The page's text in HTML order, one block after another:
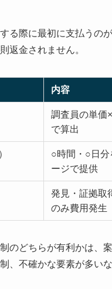
る際に最初に支払うの
返金されません。
内容
調査員の単価
で算出
○時間・○日分
ージで提供
発見・証拠取
のみ費用発生
のどちらが有利かは、
、不確かな要素が多い